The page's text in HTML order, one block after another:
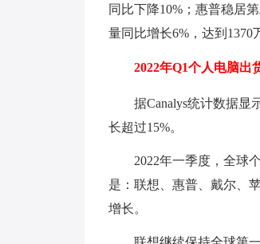
同比下降10%；惠普稳居
量同比增长6%，达到1370
2022年Q1个人电脑出
据Canalys统计数据显
长超过15%。
2022年一季度，全球
是：联想、惠普、戴尔、
增长。